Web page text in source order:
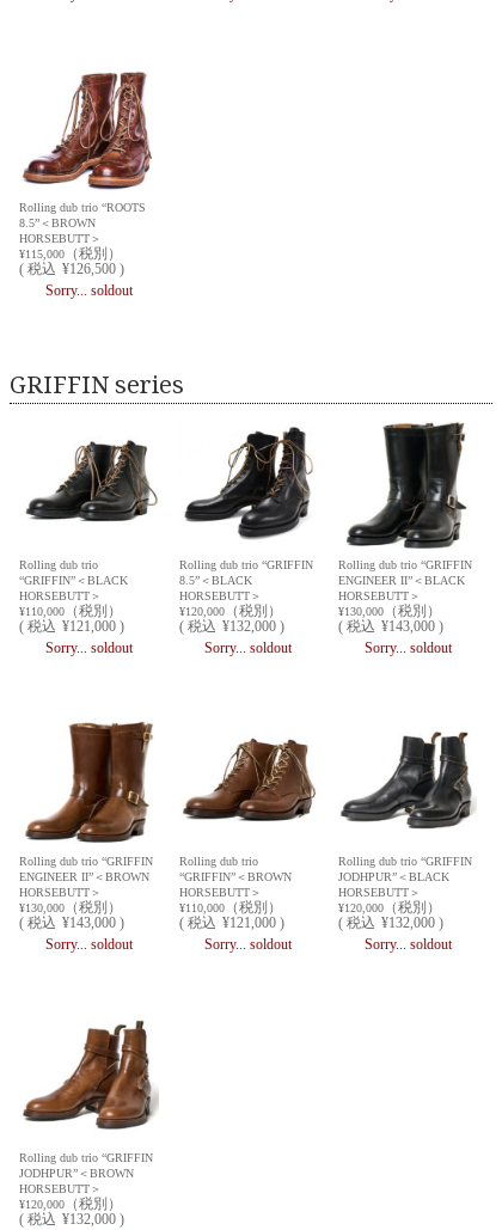
Rolling dub trio “ROOTS
8.5”＜BROWN
HORSEBUTT＞
¥115,000
（税別）
(税込 ¥126,500 )
Sorry... soldout
GRIFFIN series
Rolling dub trio
“GRIFFIN”＜BLACK
HORSEBUTT＞
¥110,000
（税別）
(税込 ¥121,000 )
Sorry... soldout
Rolling dub trio “GRIFFIN
8.5”＜BLACK
HORSEBUTT＞
¥120,000（税別）
( 税込 ¥132,000 )
Sorry... soldout
Rolling dub trio “GRIFFIN
ENGINEER II”＜BLACK
HORSEBUTT＞
¥130,000（税別）
( 税込 ¥143,000 )
Sorry... soldout
Rolling dub trio “GRIFFIN
ENGINEER II”＜BROWN
HORSEBUTT＞
¥130,000
（税別）
(税込 ¥143,000 )
Sorry... soldout
Rolling dub trio
“GRIFFIN”＜BROWN
HORSEBUTT＞
¥110,000（税別）
( 税込 ¥121,000 )
Sorry... soldout
Rolling dub trio “GRIFFIN
JODHPUR”＜BLACK
HORSEBUTT＞
¥120,000（税別）
( 税込 ¥132,000 )
Sorry... soldout
Rolling dub trio “GRIFFIN
JODHPUR”＜BROWN
HORSEBUTT＞
¥120,000
（税別）
(税込 ¥132,000 )